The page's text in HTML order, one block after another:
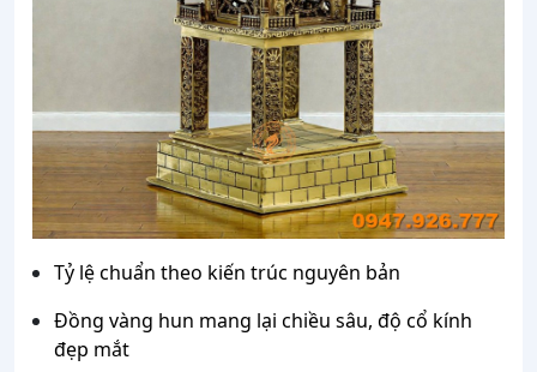
Tỷ lệ chuẩn theo kiến trúc nguyên bản
Đồng vàng hun mang lại chiều sâu, độ cổ kính
đẹp mắt